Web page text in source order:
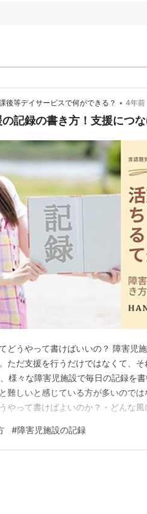
後等デイサービスで何ができる？ • 4年前
記録の書き方！支援につ
どうやって書けばいいの？ 障害児
ただ支援を行うだけではなくて、
様々な障害児施設で毎日の記録を
難しいと感じている方が多いので
やって書けばよいのか？・どんな
どんなふうに書いているのか？を説
の？ 記録を書く上で押さえておき
#障害児施設の記録